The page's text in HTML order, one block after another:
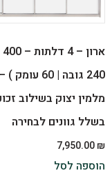
240 גובה | 60
מלמין יצוק בשילוב
בשלל גוונים לבחירה
7,950.00 ₪
הוספה לסל